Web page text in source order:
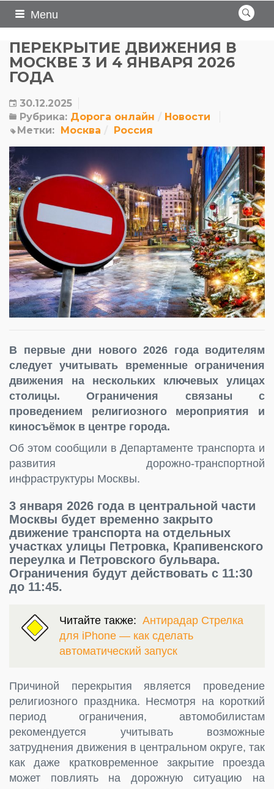
Menu
ПЕРЕКРЫТИЕ ДВИЖЕНИЯ В
МОСКВЕ 3 И 4 ЯНВАРЯ 2026
ГОДА
30.12.2025
Рубрика: Дорога онлайн
Новости
Метки: Москва Россия
В первые дни нового 2026 года водителям
следует учитывать временные ограничения
движения на нескольких ключевых улицах
столицы. Ограничения связаны с
проведением религиозного мероприятия и
киносъёмок в центре города.
Об этом сообщили в Департаменте транспорта и
развития дорожно-транспортной
инфраструктуры Москвы.
3 января 2026 года в центральной части
Москвы будет временно закрыто
движение транспорта на отдельных
участках улицы Петровка, Крапивенского
переулка и Петровского бульвара.
Ограничения будут действовать с 11:30
до 11:45.
Читайте также: Антирадар Стрелка
для iPhone — как сделать
автоматический запуск
Причиной перекрытия является проведение
религиозного праздника. Несмотря на короткий
период ограничения, автомобилистам
рекомендуется учитывать возможные
затруднения движения в центральном округе, так
как даже кратковременное закрытие проезда
может повлиять на дорожную ситуацию на